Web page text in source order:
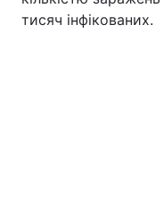
тисяч інфікованих.